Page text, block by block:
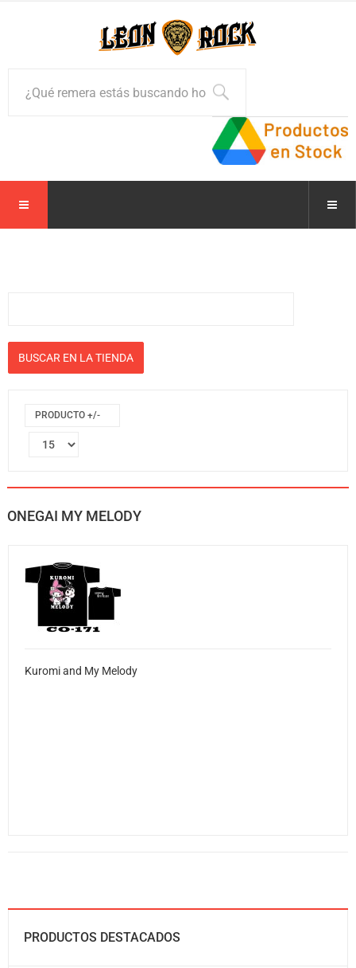
PRODUCTO +/-
ONEGAI MY MELODY
Kuromi and My Melody
PRODUCTOS DESTACADOS